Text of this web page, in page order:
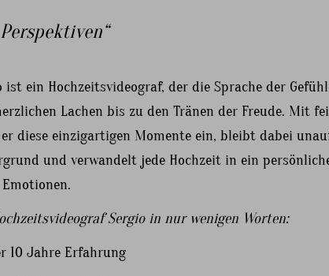
ist ein Hochzeitsvideograf, der die Sprache der
Lachen bis zu den Tränen der Freude. Mit
diese einzigartigen Momente ein, bleibt dabei
und verwandelt jede Hochzeit in ein
Sergio in nur wenigen Worten:
10 Jahre Erfahrung